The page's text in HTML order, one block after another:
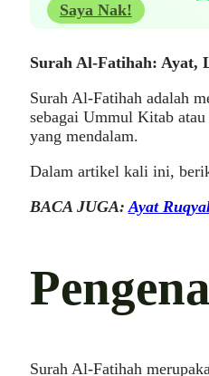
Saya Nak!
Surah Al-Fatihah: Ayat,
Surah Al-Fatihah adalah
sebagai Ummul Kitab
yang mendalam.
Dalam artikel kali ini,
BACA JUGA:Ayat
Surah Al-Fatihah